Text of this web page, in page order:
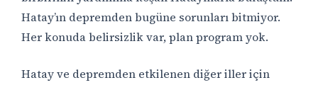
Hatay’ın depremden bugüne sorunları bitmiyor.
Her konuda belirsizlik var, plan program yok.
Hatay ve depremden etkilenen diğer iller için